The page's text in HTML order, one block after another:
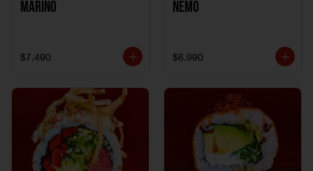
Marino
$7.490
Nemo
$6.990